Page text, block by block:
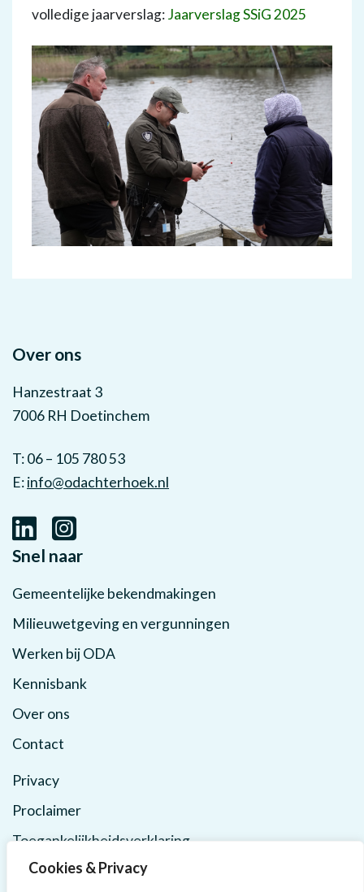
Cookies & Privacy
volledige jaarverslag:Jaarverslag SSiG 2025
Over ons
Hanzestraat 3
7006 RH Doetinchem
T: 06 – 105 780 53
E:info@odachterhoek.nl
Snel naar
Gemeentelijke bekendmakingen
Milieuwetgeving en vergunningen
Werken bij ODA
Kennisbank
Over ons
Contact
Privacy
Proclaimer
Toegankelijkheidsverklaring